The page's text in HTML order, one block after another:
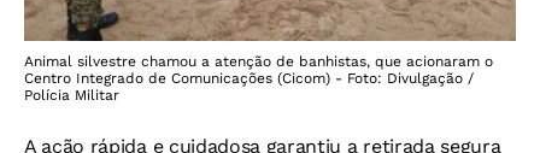
Animal silvestre chamou a atenção de banhistas, que acionaram o
Centro Integrado de Comunicações (Cicom) - Foto: Divulgação /
Polícia Militar
A ação rápida e cuidadosa garantiu a retirada segura